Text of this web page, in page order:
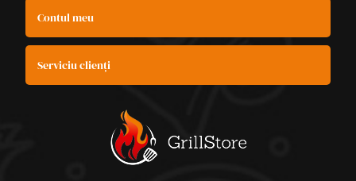
Contul meu
Serviciu clienți